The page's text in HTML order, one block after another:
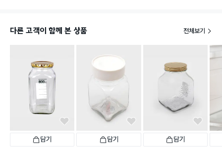
다른 고객이 함께 본 상품 전체보기
담기 담기 담기